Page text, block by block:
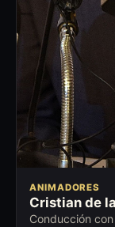
ANIMADORES
Cristian de
Conducción